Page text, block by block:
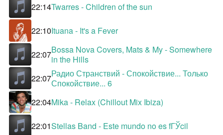
22:14Twarres - Children of the sun
22:10Ituana - It's a Fever
22:07Bossa Nova Covers, Mats & My - Somewhere
in the Hills
22:07Радио Странствий - Спокойствие... Только
Спокойствие... 6
22:04Mika - Relax (Chillout Mix Ibiza)
22:01Stellas Band - Este mundo no es fГЎcil